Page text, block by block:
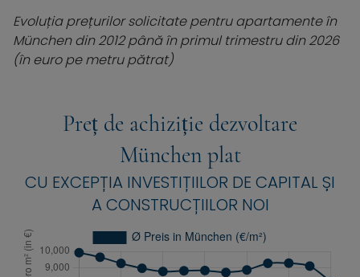
Evoluția prețurilor solicitate pentru apartamente în
München din 2012 până în primul trimestru din 2026
(în euro pe metru pătrat)
Preț de achiziție dezvoltare
München plat
CU EXCEPȚIA INVESTIȚIILOR DE CAPITAL ȘI
A CONSTRUCȚIILOR NOI